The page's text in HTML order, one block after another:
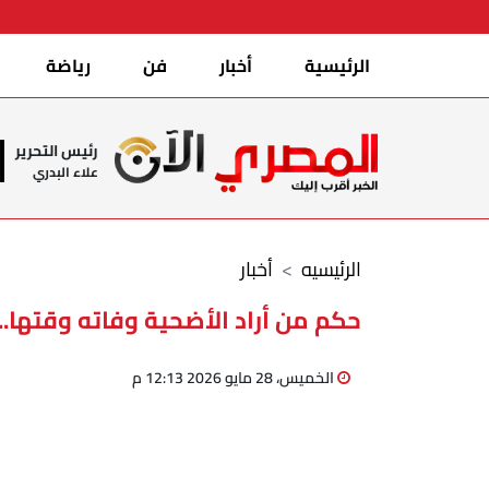
الرئيسية أخبار فن رياضة
رئيس التحرير
علاء البدري
أخبار الرئيسيه
حكم من أراد الأضحية وفاته
الخميس، 28 مايو 2026 12:13 م